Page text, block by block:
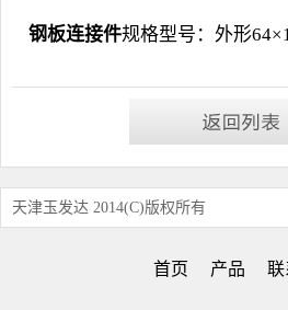
钢板连接件规格型号：外形
天津玉发达 2014(C)版权所有
首页 产品 联